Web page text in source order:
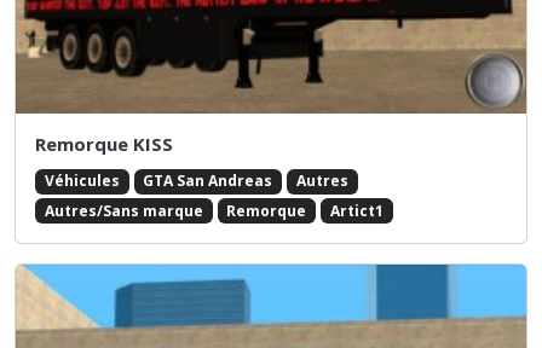
Remorque KISS
Véhicules GTA San Andreas
Autres
Autres/Sans marque
Remorque Artict1